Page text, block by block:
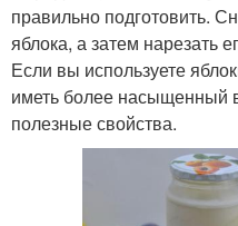
правильно подготовить.
яблока, а затем нарезать
Если вы используете
иметь более насыщенный
полезные свойства.